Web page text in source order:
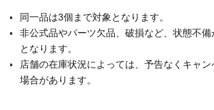
同一品は3個まで対象となります。
非公式品やパーツ欠品、破損など、状態不
となります。
店舗の在庫状況によっては、予告なくキャ
場合があります。